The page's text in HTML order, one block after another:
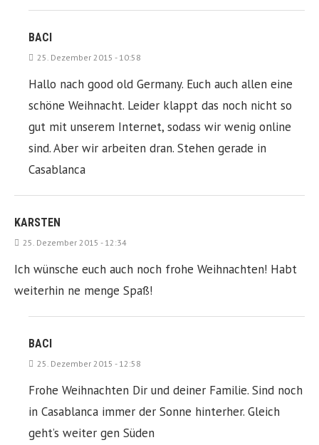
BACI
25. Dezember 2015 - 10:58
Hallo nach good old Germany. Euch auch allen eine
schöne Weihnacht. Leider klappt das noch nicht so
gut mit unserem Internet, sodass wir wenig online
sind. Aber wir arbeiten dran. Stehen gerade in
Casablanca
KARSTEN
25. Dezember 2015 - 12:34
Ich wünsche euch auch noch frohe Weihnachten! Habt
weiterhin ne menge Spaß!
BACI
25. Dezember 2015 - 12:58
Frohe Weihnachten Dir und deiner Familie. Sind noch
in Casablanca immer der Sonne hinterher. Gleich
geht’s weiter gen Süden